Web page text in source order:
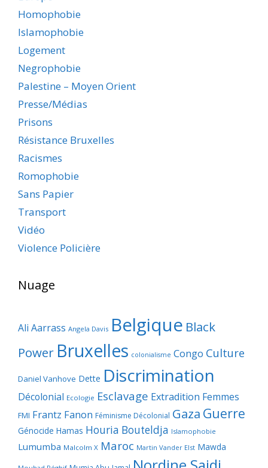
Homophobie
Islamophobie
Logement
Negrophobie
Palestine – Moyen Orient
Presse/Médias
Prisons
Résistance Bruxelles
Racismes
Romophobie
Sans Papier
Transport
Vidéo
Violence Policière
Nuage
Ali Aarrass Angela Davis Belgique Black
Power Bruxelles colonialisme Congo Culture
Daniel Vanhove Dette Discrimination
Décolonial Ecologie Esclavage Extradition Femmes
FMI Frantz Fanon Féminisme Décolonial Gaza Guerre
Génocide Hamas Houria Bouteldja Islamophobie
Lumumba Malcolm X Maroc Martin Vander Elst Mawda